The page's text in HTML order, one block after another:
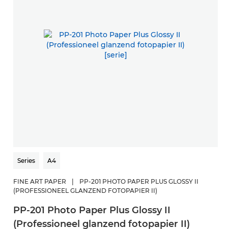
Series A4
FINE ART PAPER
PP-201 PHOTO PAPER PLUS GLOSSY II
(PROFESSIONEEL GLANZEND FOTOPAPIER II)
PP-201 Photo Paper Plus Glossy II
(Professioneel glanzend fotopapier II)